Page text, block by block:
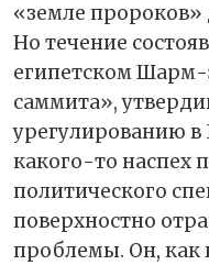
«земле пророков»
Но течение
египетском
саммита»,
урегулированию в
какого-то наспех
политического
поверхностно
проблемы. Он, как